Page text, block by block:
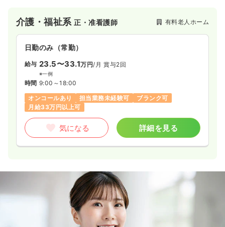
介護・福祉系正・准看護師 有料老人ホーム
日勤のみ（常勤）
給与 23.5〜33.1万円/月 賞与2回
※一例
時間 9:00～18:00
オンコールあり
担当業務未経験可
ブランク可
月給33万円以上可
気になる 詳細を見る